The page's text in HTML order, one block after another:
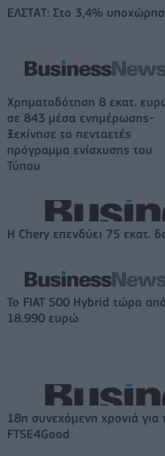
ΕΛΣΤΑΤ: Στο 3,4%
Χρηματοδότηση 8 εκατ.
σε 843 μέσα ενημέρωσης-
Ξεκίνησε το πενταετές
πρόγραμμα ενίσχυσης του
Τύπου
Η Chery επενδύει 75 εκατ.
Το FIAT 500 Hybrid τώρα από
18.990 ευρώ
18η συνεχόμενη χρονιά
FTSE4Good